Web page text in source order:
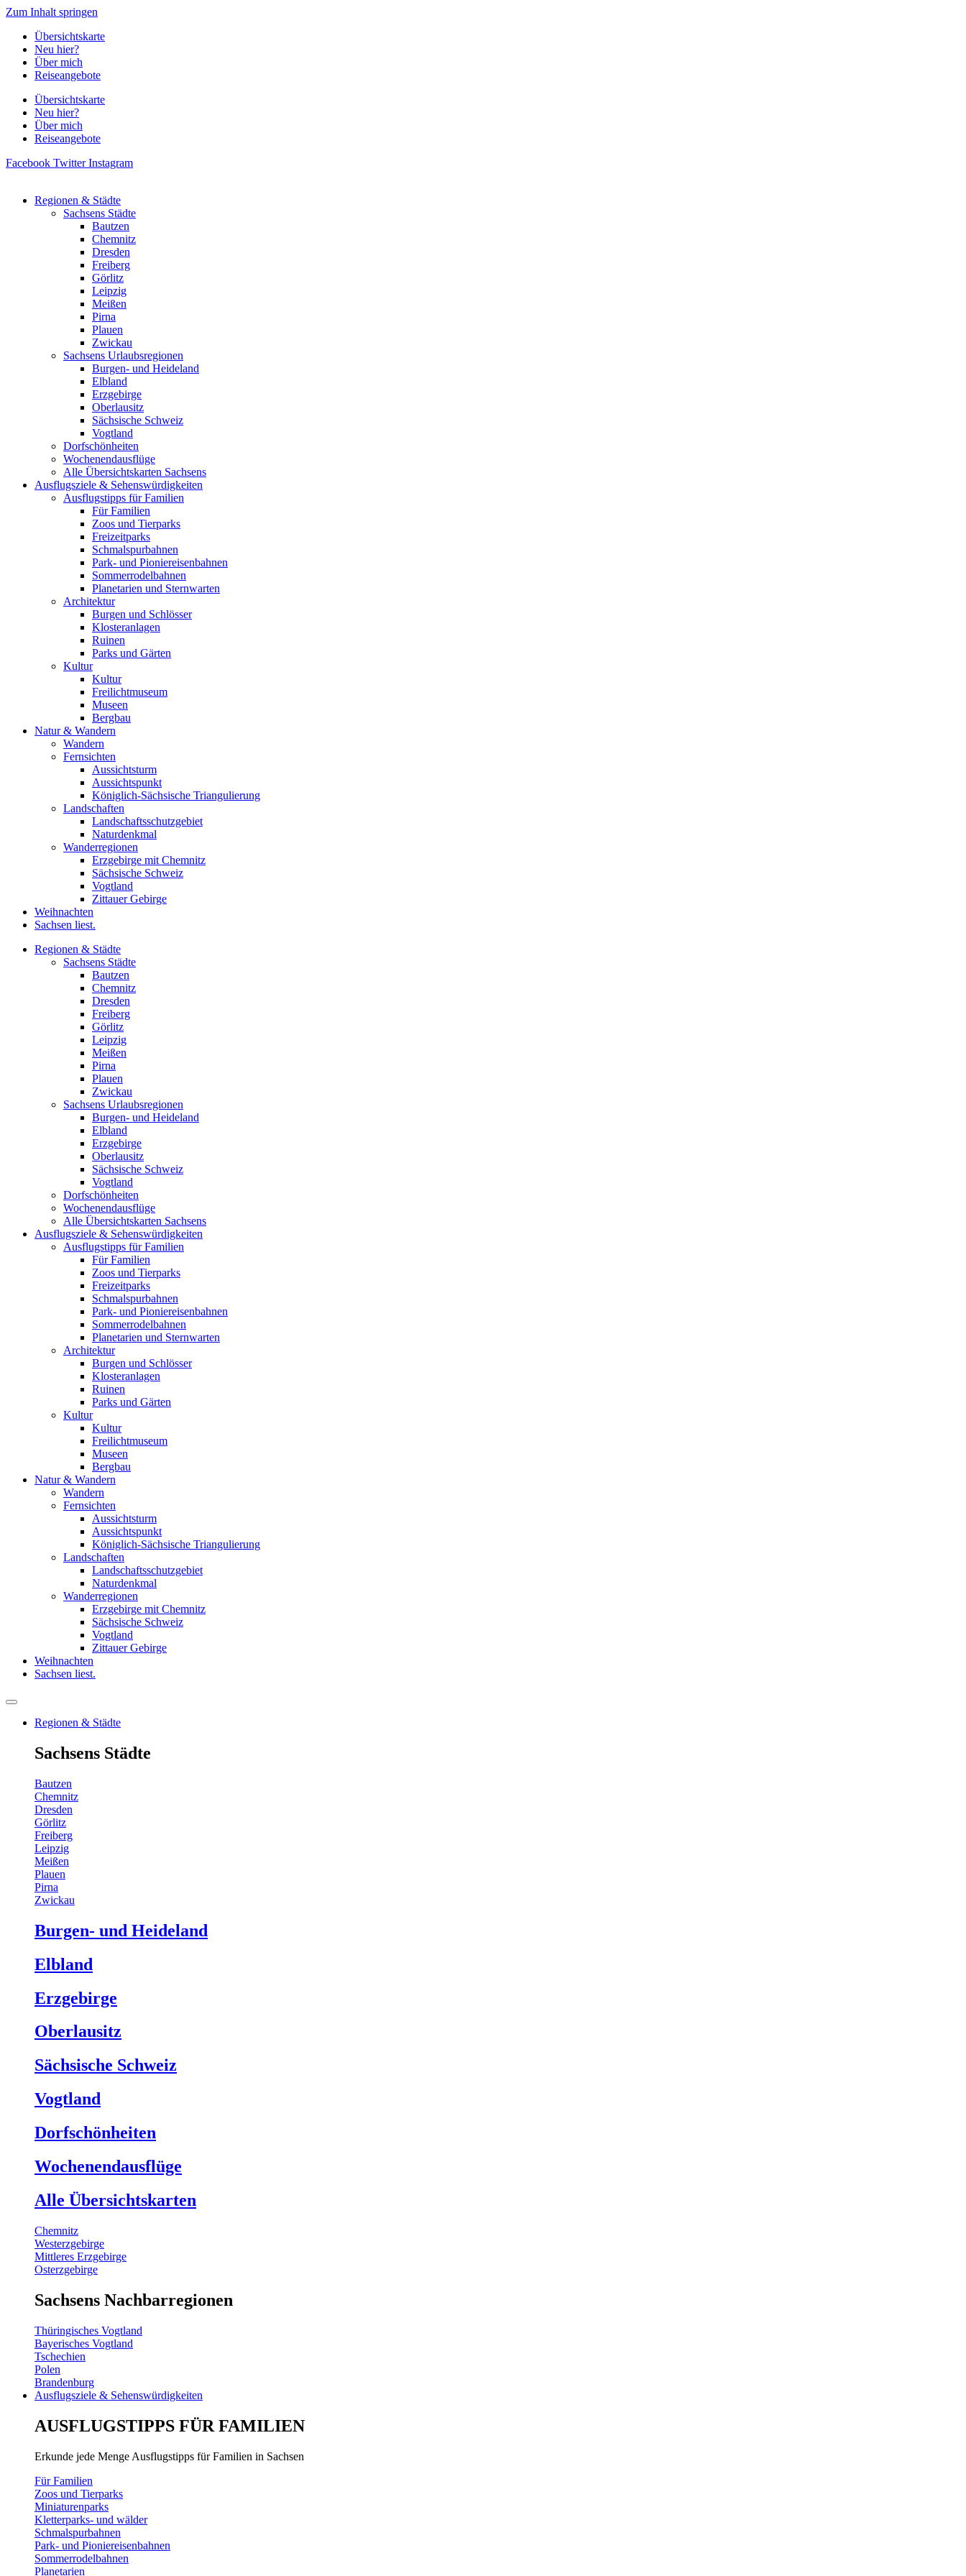
Zum Inhalt springen
Übersichtskarte
Neu hier?
Über mich
Reiseangebote
Übersichtskarte
Neu hier?
Über mich
Reiseangebote
Facebook Twitter Instagram
Regionen & Städte
Sachsens Städte
Bautzen
Chemnitz
Dresden
Freiberg
Görlitz
Leipzig
Meißen
Pirna
Plauen
Zwickau
Sachsens Urlaubsregionen
Burgen- und Heideland
Elbland
Erzgebirge
Oberlausitz
Sächsische Schweiz
Vogtland
Dorfschönheiten
Wochenendausflüge
Alle Übersichtskarten Sachsens
Ausflugsziele & Sehenswürdigkeiten
Ausflugstipps für Familien
Für Familien
Zoos und Tierparks
Freizeitparks
Schmalspurbahnen
Park- und Pioniereisenbahnen
Sommerrodelbahnen
Planetarien und Sternwarten
Architektur
Burgen und Schlösser
Klosteranlagen
Ruinen
Parks und Gärten
Kultur
Kultur
Freilichtmuseum
Museen
Bergbau
Natur & Wandern
Wandern
Fernsichten
Aussichtsturm
Aussichtspunkt
Königlich-Sächsische Triangulierung
Landschaften
Landschaftsschutzgebiet
Naturdenkmal
Wanderregionen
Erzgebirge mit Chemnitz
Sächsische Schweiz
Vogtland
Zittauer Gebirge
Weihnachten
Sachsen liest.
Regionen & Städte
Sachsens Städte
Bautzen
Chemnitz
Dresden
Freiberg
Görlitz
Leipzig
Meißen
Pirna
Plauen
Zwickau
Sachsens Urlaubsregionen
Burgen- und Heideland
Elbland
Erzgebirge
Oberlausitz
Sächsische Schweiz
Vogtland
Dorfschönheiten
Wochenendausflüge
Alle Übersichtskarten Sachsens
Ausflugsziele & Sehenswürdigkeiten
Ausflugstipps für Familien
Für Familien
Zoos und Tierparks
Freizeitparks
Schmalspurbahnen
Park- und Pioniereisenbahnen
Sommerrodelbahnen
Planetarien und Sternwarten
Architektur
Burgen und Schlösser
Klosteranlagen
Ruinen
Parks und Gärten
Kultur
Kultur
Freilichtmuseum
Museen
Bergbau
Natur & Wandern
Wandern
Fernsichten
Aussichtsturm
Aussichtspunkt
Königlich-Sächsische Triangulierung
Landschaften
Landschaftsschutzgebiet
Naturdenkmal
Wanderregionen
Erzgebirge mit Chemnitz
Sächsische Schweiz
Vogtland
Zittauer Gebirge
Weihnachten
Sachsen liest.
Regionen & Städte
Sachsens Städte
Bautzen
Chemnitz
Dresden
Görlitz
Freiberg
Leipzig
Meißen
Plauen
Pirna
Zwickau
Burgen- und Heideland
Elbland
Erzgebirge
Oberlausitz
Sächsische Schweiz
Vogtland
Dorfschönheiten
Wochenendausflüge
Alle Übersichtskarten
Chemnitz
Westerzgebirge
Mittleres Erzgebirge
Osterzgebirge
Sachsens Nachbarregionen
Thüringisches Vogtland
Bayerisches Vogtland
Tschechien
Polen
Brandenburg
Ausflugsziele & Sehenswürdigkeiten
AUSFLUGSTIPPS FÜR FAMILIEN
Erkunde jede Menge Ausflugstipps für Familien in Sachsen
Für Familien
Zoos und Tierparks
Miniaturenparks
Kletterparks- und wälder
Schmalspurbahnen
Park- und Pioniereisenbahnen
Sommerrodelbahnen
Planetarien